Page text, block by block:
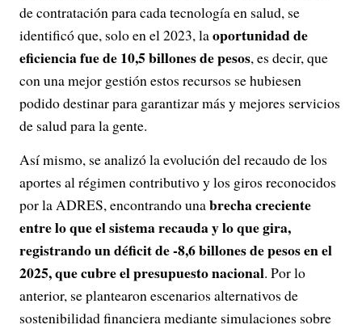
de contratación para cada tecnología en salud, se
identificó que, solo en el 2023, laoportunidad de
eficiencia fue de 10,5 billones de pesos, es decir, que
con una mejor gestión estos recursos se hubiesen
podido destinar para garantizar más y mejores servicios
de salud para la gente.
Así mismo, se analizó la evolución del recaudo de los
aportes al régimen contributivo y los giros reconocidos
por la ADRES, encontrando unabrecha creciente
entre lo que el sistema recauda y lo que gira,
registrando un déficit de -8,6 billones de pesos en el
2025, que cubre el presupuesto nacional. Por lo
anterior, se plantearon escenarios alternativos de
sostenibilidad financiera mediante simulaciones sobre